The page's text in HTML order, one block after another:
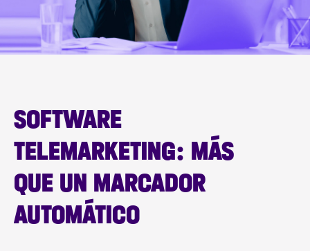
SOFTWARE
TELEMARKETING: MÁS
QUE UN MARCADOR
AUTOMÁTICO